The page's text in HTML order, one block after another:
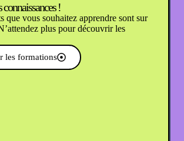
!
que vous souhaitez apprendre sont sur
plus pour découvrir les
les formations